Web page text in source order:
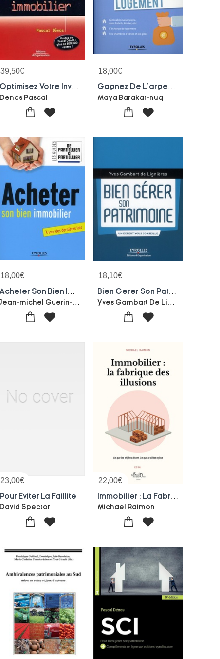
39,50€
Optimisez Votre Investissement Immobilier
Denos Pascal
18,00€
Maya Barakat-nuq
18,00€ 18,10€
23,00€
Pour Eviter La Faillite
David Spector
22,00€
Michael Raimon